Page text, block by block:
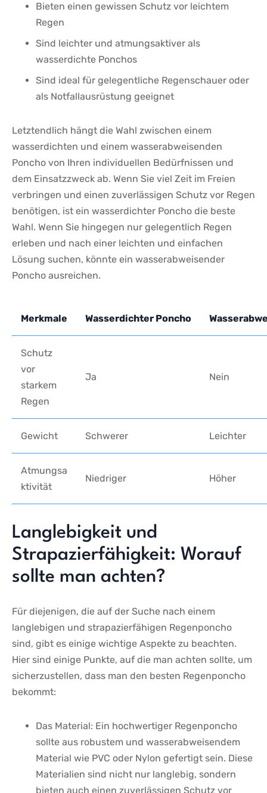
Bieten einen gewissen Schutz vor leichtem​
Regen
Sind leichter und‍ atmungsaktiver als
wasserdichte Ponchos
Sind ideal⁢ für⁣ gelegentliche‌ Regenschauer ⁣oder
als Notfallausrüstung geeignet
Letztendlich hängt‍ die Wahl zwischen einem
wasserdichten und ⁢einem wasserabweisenden
‌Poncho von ‌Ihren individuellen Bedürfnissen und
dem Einsatzzweck ab. Wenn Sie viel Zeit im Freien
verbringen und einen zuverlässigen ⁣Schutz vor Regen
benötigen, ist ein wasserdichter Poncho die‍ beste
Wahl. Wenn Sie‍ hingegen nur⁣ gelegentlich Regen
erleben und​ nach einer leichten und‌ einfachen
Lösung suchen, ⁣könnte ein wasserabweisender
Poncho ausreichen.
Merkmale Wasserdichter Poncho
Schutz
vor
starkem
Regen
Ja Nein
Gewicht Schwerer Leichter
Atmungsa
ktivität
Niedriger Höher
Langlebigkeit und
Strapazierfähigkeit: Worauf
sollte‌ man achten?
Für diejenigen, die auf der Suche nach⁤ einem
langlebigen und strapazierfähigen Regenponcho
sind, gibt es ⁢einige wichtige Aspekte zu beachten.
Hier sind einige Punkte, auf die‍ man ‍achten sollte, um
sicherzustellen, ​dass man ⁤den besten Regenponcho
bekommt:
Das Material: Ein hochwertiger Regenponcho
sollte ⁤aus robustem und wasserabweisendem
Material wie PVC ‍oder Nylon ⁣gefertigt​ sein. Diese
Materialien sind nicht nur langlebig, ⁢sondern
bieten auch einen zuverlässigen Schutz vor